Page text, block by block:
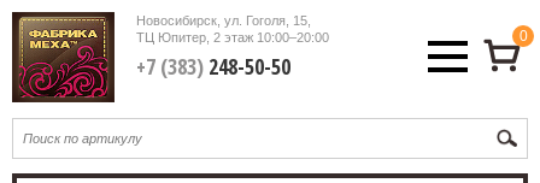
Новосибирск, ул. Гоголя, 15,
ТЦ Юпитер, 2 этаж10:00–20:00
+7 (383)248-50-50
0